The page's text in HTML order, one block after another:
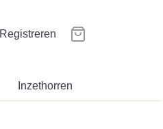
Registreren
Inzethorren